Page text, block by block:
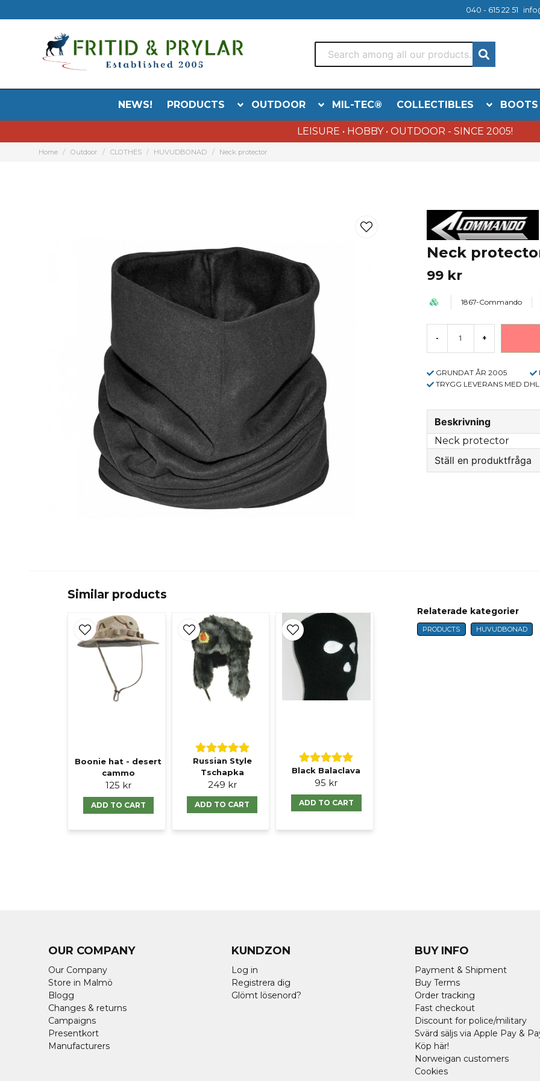
040 - 615 22 51
NEWS! PRODUCTS OUTDOOR MIL-TEC® COLLECTIBLES BOOTS
LEISURE • HOBBY • OUTDOOR - SINCE 2005!
Home Outdoor CLOTHES HUVUDBONAD Neck protector
Neck
99 kr
1867-Commando
- +
GRUNDAT ÅR 2005
TRYGG LEVERANS MED DHL
Beskrivning
Neck protector
Ställ en produktfråga
Ja, ni får
Similar products
Boonie hat - desert
cammo
125 kr
ADD TO CART
Russian Style
Tschapka
249 kr
ADD TO CART
Black Balaclava
95 kr
ADD TO CART
Relaterade kategorier
PRODUCTS HUVUDBONAD
OUR COMPANY
Our Company
Store in Malmö
Blogg
Changes & returns
Campaigns
Presentkort
Manufacturers
KUNDZON
Log in
Registrera dig
Glömt lösenord?
BUY INFO
Payment & Shipment
Buy Terms
Order tracking
Fast checkout
Discount for police/military
Svärd säljs via Apple Pay &
Köp här!
Norweigan customers
Cookies